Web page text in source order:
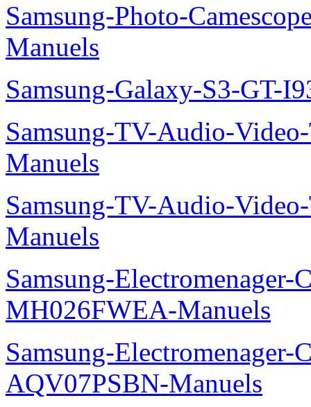
Samsung-Photo-
Manuels
Samsung-Galaxy-S3-GT-
Samsung-TV-Audio-
Manuels
Samsung-TV-Audio-
Manuels
Samsung-Electromenager-
MH026FWEA-Manuels
Samsung-Electromenager-
AQV07PSBN-Manuels